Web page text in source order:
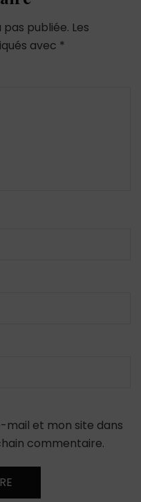
publiée. Les
avec *
mail et mon site dans
commentaire.